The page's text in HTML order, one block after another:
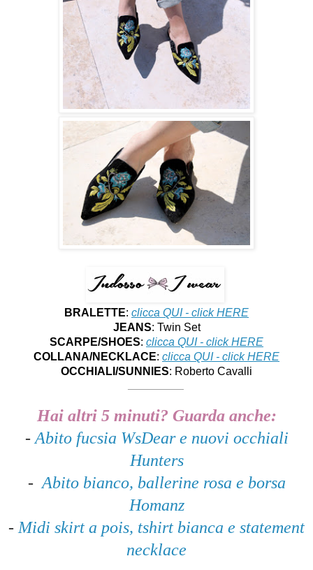
BRALETTE: clicca QUI - click HERE
JEANS: Twin Set
SCARPE/SHOES: clicca QUI - click HERE
COLLANA/NECKLACE: clicca QUI - click HERE
OCCHIALI/SUNNIES: Roberto Cavalli
Hai altri 5 minuti? Guarda anche:
- Abito fucsia WsDear e nuovi occhiali
Hunters
- Abito bianco, ballerine rosa e borsa
Homanz
- Midi skirt a pois, tshirt bianca e statement
necklace